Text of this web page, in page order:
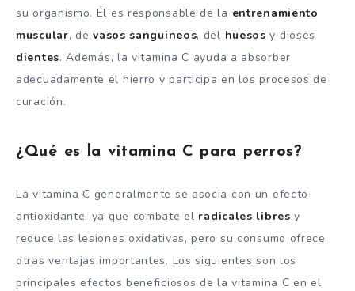
su organismo. Él es responsable de la entrenamiento
muscular, de vasos sanguineos, del huesos y dioses
dientes. Además, la vitamina C ayuda a absorber
adecuadamente el hierro y participa en los procesos de
curación.
¿Qué es la vitamina C para perros?
La vitamina C generalmente se asocia con un efecto
antioxidante, ya que combate el radicales libres y
reduce las lesiones oxidativas, pero su consumo ofrece
otras ventajas importantes. Los siguientes son los
principales efectos beneficiosos de la vitamina C en el